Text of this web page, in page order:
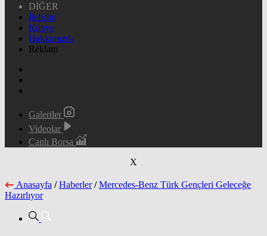
DİĞER
İletişim
Künye
Hakkımızda
Reklam
Galeriler
Videolar
Canlı Borsa
X
Anasayfa / Haberler / Mercedes-Benz Türk Gençleri Geleceğe
Hazırlıyor